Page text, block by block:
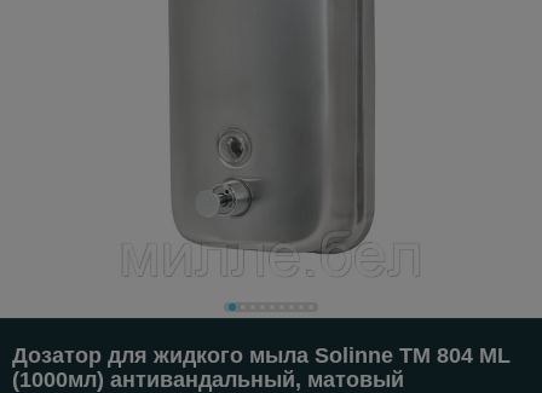
Дозатор для жидкого мыла Solinne ТМ 804 ML
(1000мл) антивандальный, матовый